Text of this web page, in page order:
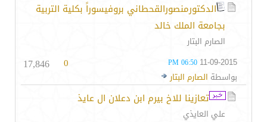
الدكتورمنصورالقحطاني بروفيسوراً بكلية التربية
بجامعة الملك خالد
الصارم البتار
11-09-2015
06:50 PM
بواسطة الصارم البتار
0
17,846
تعازينا للاخ بيرم ابن دعلان ال عايذ
علي العايذي